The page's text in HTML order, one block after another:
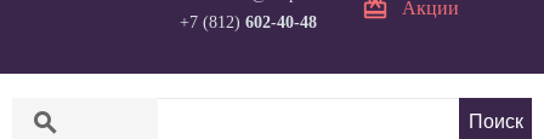
+7 (812) 602-40-48
Акции
search